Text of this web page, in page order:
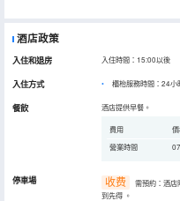
酒店政策
入住和退房 入住時間：15:00以後
入住方式 櫃枱服務時間：24小
餐飲 酒店提供早餐。
費用
營業時間
停車場 收费 需預約：酒店
到先得 。